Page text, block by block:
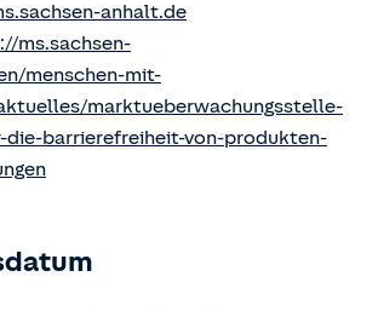
anhalt.de
ms.sachsen-
menschen-mit-
marktueberwachungsstelle-
die-barrierefreiheit-von-produkten-